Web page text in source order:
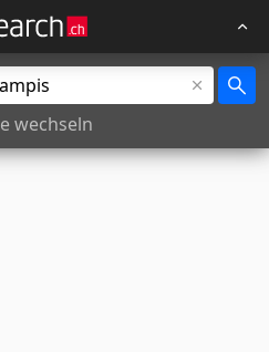
wechseln